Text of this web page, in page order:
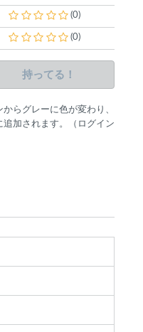
(0)
(0)
持ってる！
らグレーに色が変わり、
加されます。（ログイン